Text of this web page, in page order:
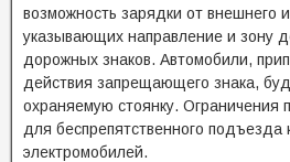
возможность зарядки от внешнего
указывающих направление и зону
дорожных знаков. Автомобили,
действия запрещающего знака,
охраняемую стоянку. Ограничения
для беспрепятственного подъезда
электромобилей.